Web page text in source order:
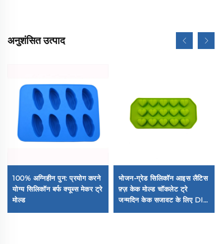
अनुशंसित उत्पाद
100% अग्निहीन पुन: प्रयोग करने
योग्य सिलिकॉन बर्फ क्यूब्स मेकर ट्रे
मोल्ड
भोजन-ग्रेड सिलिकॉन आइस लैटिस
फ़्ज़ केक मोल्ड चॉकलेट ट्रे
जन्मदिन केक सजावट के लिए DIY
बेकिंग उपकरण ग्लूइंग इसिंग मोल्ड